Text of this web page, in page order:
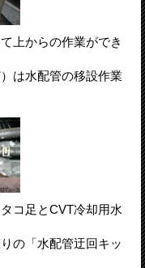
上からの作業ができ
は水配管の移設作業
コ足とCVT冷却用水
の「水配管迂回キッ